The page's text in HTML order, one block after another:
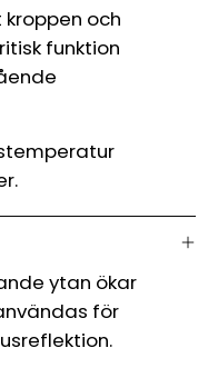
och
funktion
ytan ökar
för